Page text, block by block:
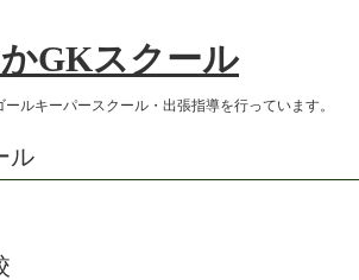
GKスクール
ルキーパースクール・出張指導を行っています。
ル